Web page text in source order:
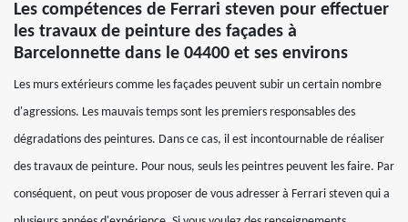
Les compétences de Ferrari steven pour effectuer
les travaux de peinture des façades à
Barcelonnette dans le 04400 et ses environs
Les murs extérieurs comme les façades peuvent subir un certain nombre
d'agressions. Les mauvais temps sont les premiers responsables des
dégradations des peintures. Dans ce cas, il est incontournable de réaliser
des travaux de peinture. Pour nous, seuls les peintres peuvent les faire. Par
conséquent, on peut vous proposer de vous adresser à Ferrari steven qui a